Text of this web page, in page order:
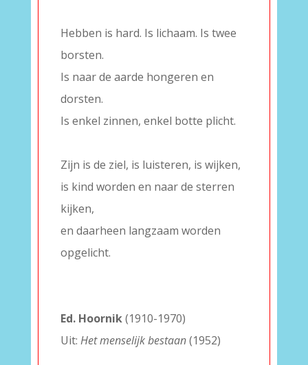
Hebben is hard. Is lichaam. Is twee
borsten.
Is naar de aarde hongeren en
dorsten.
Is enkel zinnen, enkel botte plicht.
Zijn is de ziel, is luisteren, is wijken,
is kind worden en naar de sterren
kijken,
en daarheen langzaam worden
opgelicht.
Ed. Hoornik(1910-1970)
Uit: Het menselijk bestaan(1952)